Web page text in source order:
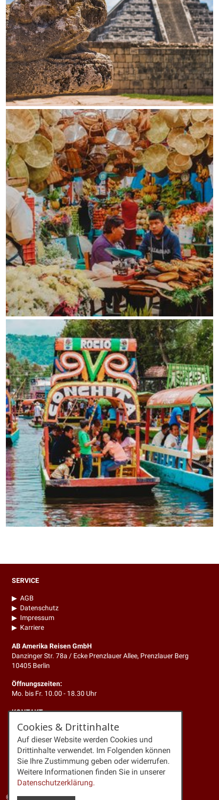
SERVICE
▶ AGB
▶ Datenschutz
▶ Impressum
▶ Karriere
AB Amerika Reisen GmbH
Danzinger Str. 78a / Ecke Prenzlauer Allee, Prenzlauer Berg
10405 Berlin
Öffnungszeiten:
Mo. bis Fr. 10.00 - 18.30 Uhr
KONTAKT
Telefon: +49 (0)30 4429347
Newsletter: Anmeldung
Kontakt: Mitteilung
Mail: info@amerikareisen24.de
Web: www.amerikareisen24.de
© 2026 AB AMERIKA REISEN GmbH
Cookies & Drittinhalte
Auf dieser Website werden Cookies und
Drittinhalte verwendet. Im Folgenden können
Sie Ihre Zustimmung geben oder widerrufen.
Weitere Informationen finden Sie in unserer
Datenschutzerklärung.